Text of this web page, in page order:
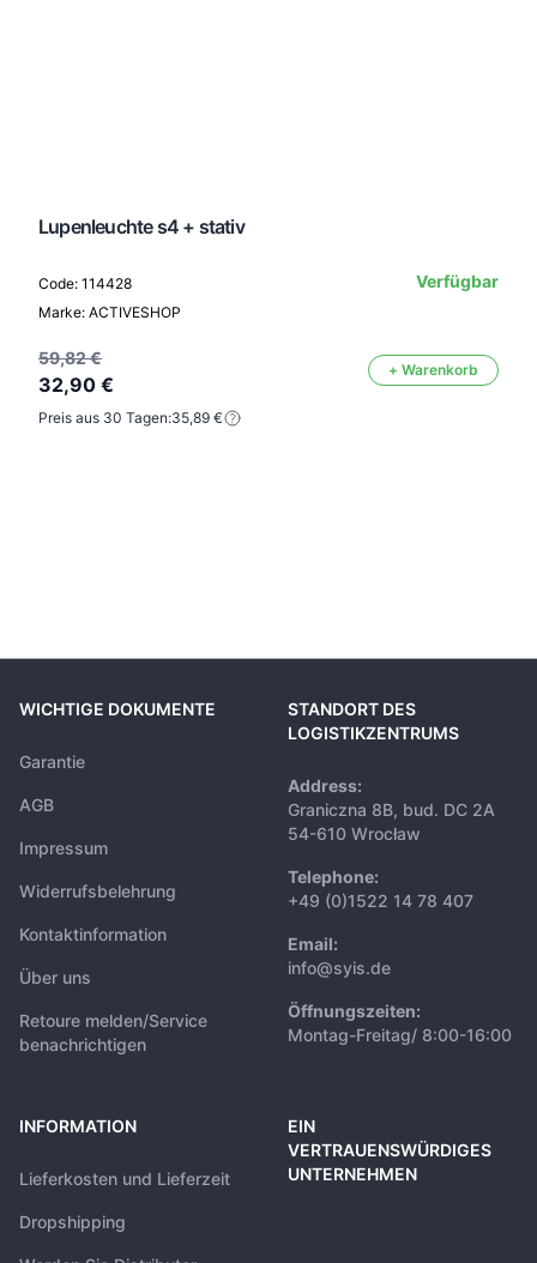
Lupenleuchte s4 + stativ
Code: 114428
Marke: ACTIVESHOP
Verfügbar
59,82 €
32,90 €
+ Warenkorb
Preis aus 30 Tagen:35,89 €
WICHTIGE DOKUMENTE
Garantie
AGB
Impressum
Widerrufsbelehrung
Kontaktinformation
Über uns
Retoure melden/Service
benachrichtigen
STANDORT DES
LOGISTIKZENTRUMS
Address:
Graniczna 8B, bud. DC 2A
54-610 Wrocław
Telephone:
+49 (0)1522 14 78 407
Email:
info@syis.de
Öffnungszeiten:
Montag-Freitag/ 8:00-16:00
INFORMATION
Lieferkosten und Lieferzeit
Dropshipping
EIN
VERTRAUENSWÜRDIGES
UNTERNEHMEN